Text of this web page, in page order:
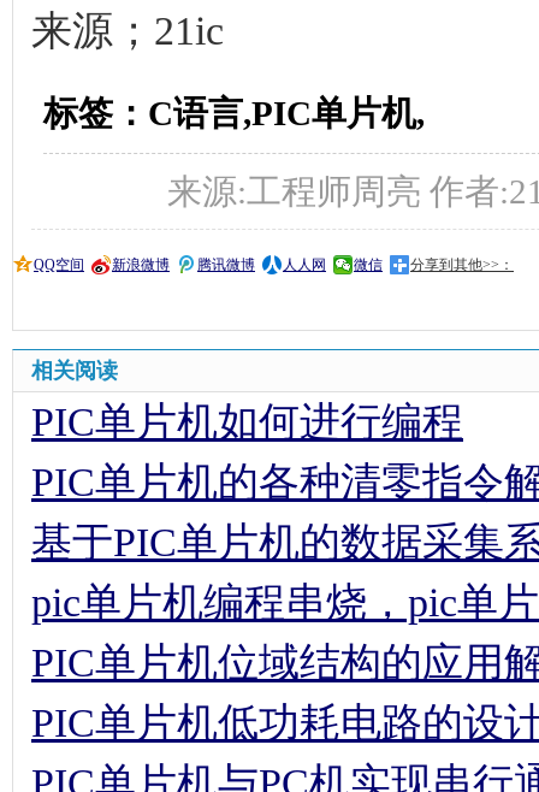
来源；21ic
标签：C语言,PIC单片机,
来源:工程师周亮 作者
QQ空间 新浪微博 腾讯微博 人人网 微信 分享到其他>>：
相关阅读
PIC单片机如何进行编程
PIC单片机的各种清零指令
基于PIC单片机的数据采集
pic单片机编程串烧，pic单
PIC单片机位域结构的应用
PIC单片机低功耗电路的设
PIC单片机与PC机实现串行